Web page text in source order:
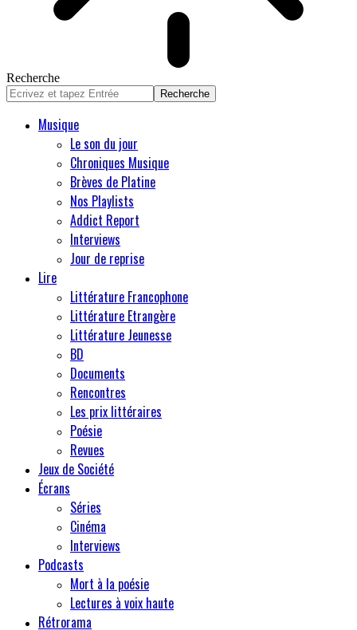
Recherche
Musique
Le son du jour
Chroniques Musique
Brèves de Platine
Nos Playlists
Addict Report
Interviews
Jour de reprise
Lire
Littérature Francophone
Littérature Etrangère
Littérature Jeunesse
BD
Documents
Rencontres
Les prix littéraires
Poésie
Revues
Jeux de Société
Écrans
Séries
Cinéma
Interviews
Podcasts
Mort à la poésie
Lectures à voix haute
Rétrorama